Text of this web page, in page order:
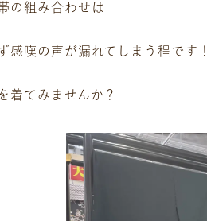
の組み合わせは
感嘆の声が漏れてしまう程です！
着てみませんか？